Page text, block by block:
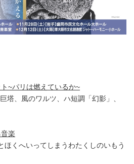
~パリは燃えているか~
塔、風のワルツ、ハ短調「幻影」、
楽
ほくへいってしまうわたくしのいもう